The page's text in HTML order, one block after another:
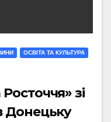
ОСВІТА ТА КУЛЬТУРА
зі
Донецьку